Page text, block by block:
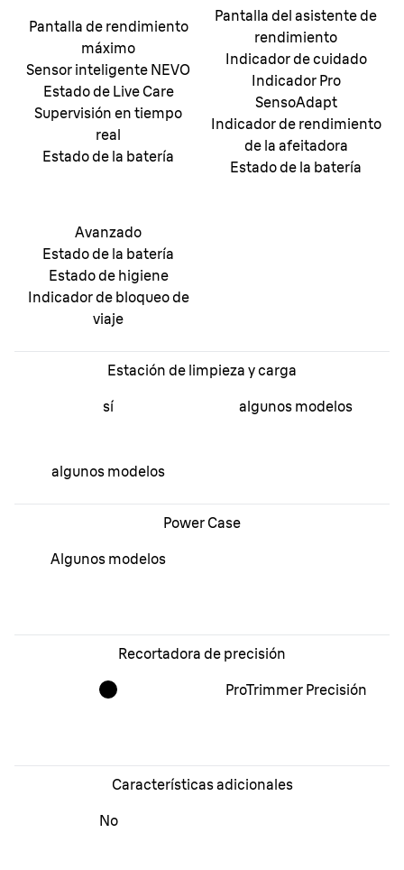
Pantalla de rendimiento
máximo
Sensor inteligente NEVO
Estado de Live Care
Supervisión en tiempo
real
Estado de la batería
Pantalla del asistente de
rendimiento
Indicador de cuidado
Indicador Pro
SensoAdapt
Indicador de rendimiento
de la afeitadora
Estado de la batería
Avanzado
Estado de la batería
Estado de higiene
Indicador de bloqueo de
viaje
Estación de limpieza y carga
sí
algunos modelos
algunos modelos
Power Case
Algunos modelos
Recortadora de precisión
ProTrimmer Precisión
Características adicionales
No